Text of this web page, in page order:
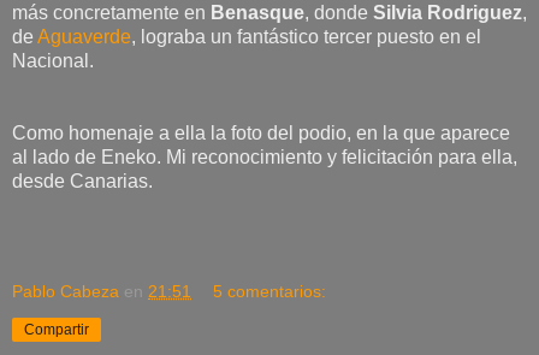
más concretamente en Benasque, donde Silvia Rodriguez,
de Aguaverde, lograba un fantástico tercer puesto en el
Nacional.
Como homenaje a ella la foto del podio, en la que aparece
al lado de Eneko. Mi reconocimiento y felicitación para ella,
desde Canarias.
Pablo Cabeza en 21:51 5 comentarios:
Compartir